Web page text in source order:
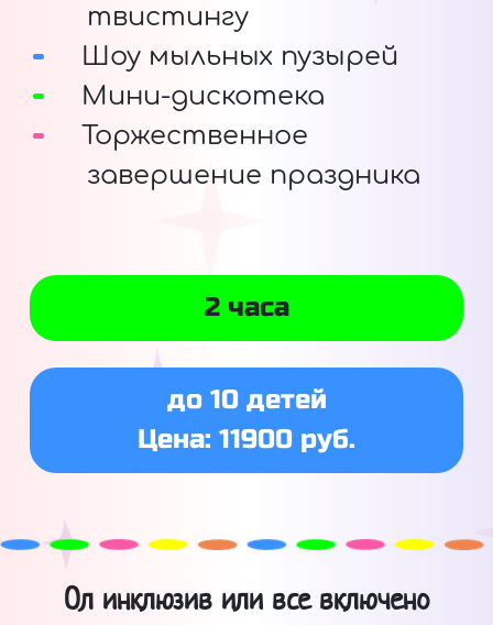
твистингу
Шоу мыльных пузырей
Мини-дискотека
Торжественное
завершение праздника
2 часа
до 10 детей
Цена: 11900 руб.
Ол инклюзив или все включено